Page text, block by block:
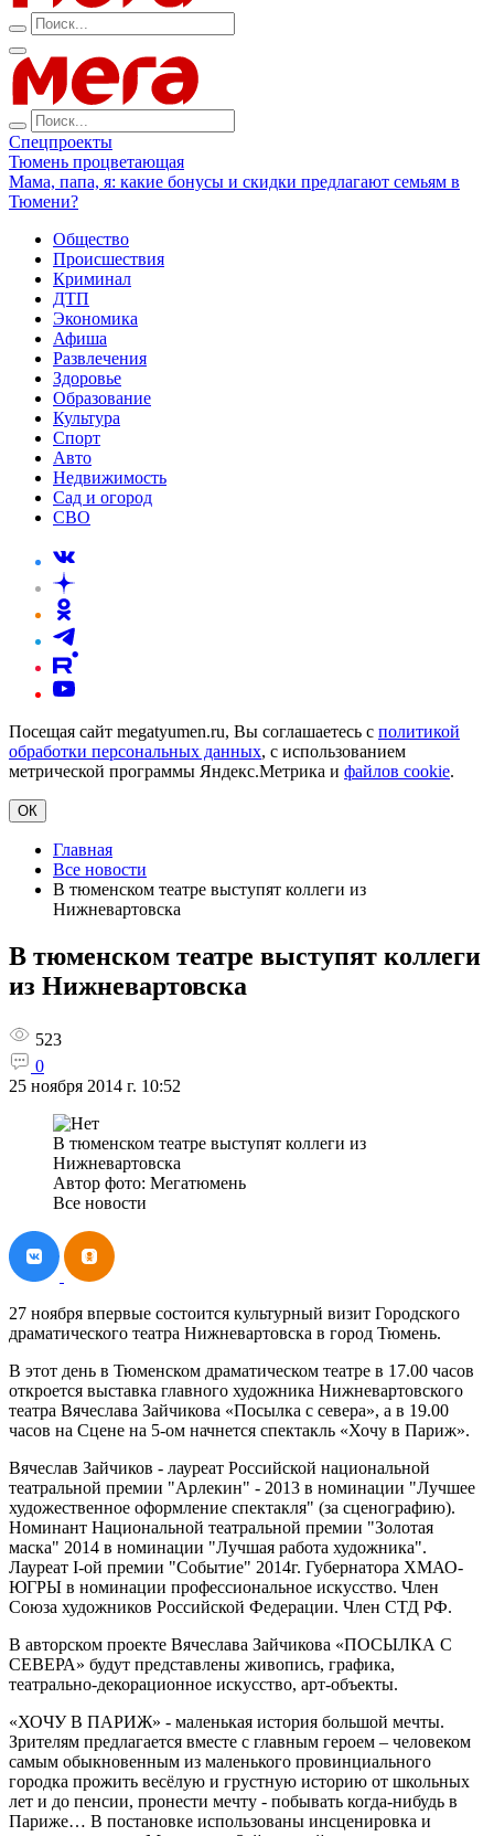
Спецпроекты
Тюмень процветающая
Мама, папа, я: какие бонусы и скидки предлагают семьям в
Тюмени?
Общество
Происшествия
Криминал
ДТП
Экономика
Афиша
Развлечения
Здоровье
Образование
Культура
Спорт
Авто
Недвижимость
Сад и огород
СВО
Посещая сайт megatyumen.ru, Вы соглашаетесь с политикой
обработки персональных данных, с использованием
метрической программы Яндекс.Метрика и файлов cookie.
ОК
Главная
Все новости
В тюменском театре выступят коллеги из
Нижневартовска
В тюменском театре выступят коллеги
из Нижневартовска
523
0
25 ноября 2014 г. 10:52
В тюменском театре выступят коллеги из
Нижневартовска
Автор фото: Мегатюмень
Все новости
27 ноября впервые состоится культурный визит Городского
драматического театра Нижневартовска в город Тюмень.
В этот день в Тюменском драматическом театре в 17.00 часов
откроется выставка главного художника Нижневартовского
театра Вячеслава Зайчикова «Посылка с севера», а в 19.00
часов на Сцене на 5-ом начнется спектакль «Хочу в Париж».
Вячеслав Зайчиков - лауреат Российской национальной
театральной премии "Арлекин" - 2013 в номинации "Лучшее
художественное оформление спектакля" (за сценографию).
Номинант Национальной театральной премии "Золотая
маска" 2014 в номинации "Лучшая работа художника".
Лауреат I-ой премии "Событие" 2014г. Губернатора ХМАО-
ЮГРЫ в номинации профессиональное искусство. Член
Союза художников Российской Федерации. Член СТД РФ.
В авторском проекте Вячеслава Зайчикова «ПОСЫЛКА С
СЕВЕРА» будут представлены живопись, графика,
театрально-декорационное искусство, арт-объекты.
«ХОЧУ В ПАРИЖ» - маленькая история большой мечты.
Зрителям предлагается вместе с главным героем – человеком
самым обыкновенным из маленького провинциального
городка прожить весёлую и грустную историю от школьных
лет и до пенсии, пронести мечту - побывать когда-нибудь в
Париже… В постановке использованы инсценировка и